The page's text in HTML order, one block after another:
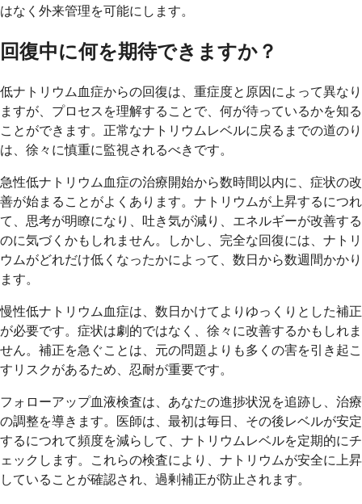
はなく外来管理を可能にします。
回復中に何を期待できますか？
低ナトリウム血症からの回復は、重症度と原因によって異なり
ますが、プロセスを理解することで、何が待っているかを知る
ことができます。正常なナトリウムレベルに戻るまでの道のり
は、徐々に慎重に監視されるべきです。
急性低ナトリウム血症の治療開始から数時間以内に、症状の改
善が始まることがよくあります。ナトリウムが上昇するにつれ
て、思考が明瞭になり、吐き気が減り、エネルギーが改善する
のに気づくかもしれません。しかし、完全な回復には、ナトリ
ウムがどれだけ低くなったかによって、数日から数週間かかり
ます。
慢性低ナトリウム血症は、数日かけてよりゆっくりとした補正
が必要です。症状は劇的ではなく、徐々に改善するかもしれま
せん。補正を急ぐことは、元の問題よりも多くの害を引き起こ
すリスクがあるため、忍耐が重要です。
フォローアップ血液検査は、あなたの進捗状況を追跡し、治療
の調整を導きます。医師は、最初は毎日、その後レベルが安定
するにつれて頻度を減らして、ナトリウムレベルを定期的にチ
ェックします。これらの検査により、ナトリウムが安全に上昇
していることが確認され、過剰補正が防止されます。